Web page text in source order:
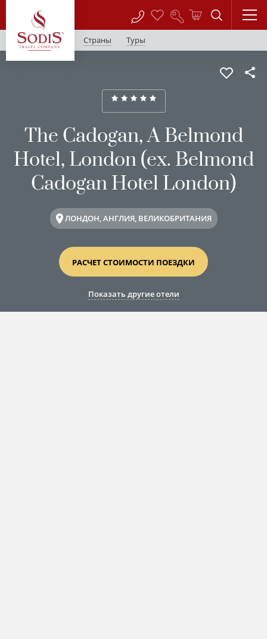
Страны Туры
The Cadogan, A Belmond
Hotel, London (ex. Belmond
Cadogan Hotel London)
ЛОНДОН, АНГЛИЯ, ВЕЛИКОБРИТАНИЯ
РАСЧЕТ СТОИМОСТИ ПОЕЗДКИ
Показать другие отели